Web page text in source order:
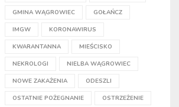
GMINA WĄGROWIEC GOŁAŃCZ
IMGW KORONAWIRUS
KWARANTANNA MIEŚCISKO
NEKROLOGI NIELBA WĄGROWIEC
NOWE ZAKAŻENIA ODESZLI
OSTATNIE POŻEGNANIE OSTRZEŻENIE